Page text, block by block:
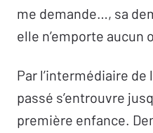
me demande…, sa
elle n’emporte
Par l’intermédiaire
passé s’entrouvre
première enfance.